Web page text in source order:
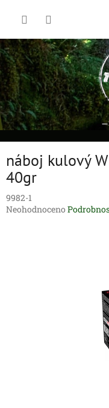
náboj kulový
40gr
9982-1
Průměrné
Neohodnoceno